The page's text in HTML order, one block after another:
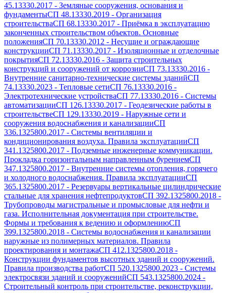
45.13330.2017 - Земляные сооружения, основания и
фундаментыСП 48.13330.2019 - Организация
строительстваСП 68.13330.2017 - Приёмка в эксплуатацию
законченных строительством объектов. Основные
положенияСП 70.13330.2012 - Несущие и ограждающие
конструкцииСП 71.13330.2017 - Изоляционные и отделочные
покрытияСП 72.13330.2016 - Защита строительных
конструкций и сооружений от коррозииСП 73.13330.2016 -
Внутренние санитарно-технические системы зданийСП
74.13330.2023 - Тепловые сетиСП 76.13330.2016 -
Электротехнические устройстваСП 77.13330.2016 - Системы
автоматизацииСП 126.13330.2017 - Геодезические работы в
строительствеСП 129.13330.2019 - Наружные сети и
сооружения водоснабжения и канализацииСП
336.1325800.2017 - Системы вентиляции и
кондиционирования воздуха. Правила эксплуатацииСП
341.1325800.2017 - Подземные инженерные коммуникации.
Прокладка горизонтальным направленным бурениемСП
347.1325800.2017 - Внутренние системы отопления, горячего
и холодного водоснабжения. Правила эксплуатацииСП
365.1325800.2017 - Резервуары вертикальные цилиндрические
стальные для хранения нефтепродуктовСП 392.1325800.2018 -
Трубопроводы магистральные и промысловые для нефти и
газа. Исполнительная документация при строительстве.
Формы и требования к ведению и оформлениюСП
399.1325800.2018 - Системы водоснабжения и канализации
наружные из полимерных материалов. Правила
проектирования и монтажаСП 412.1325800.2018 -
Конструкции фундаментов высотных зданий и сооружений.
Правила производства работСП 520.1325800.2023 - Системы
электросвязи зданий и сооруженийСП 543.1325800.2024 -
Строительный контроль при строительстве, реконструкции,